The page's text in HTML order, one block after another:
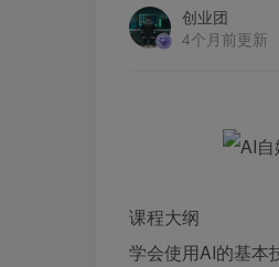
创业团
4个月前更新
课程大纲
学会使用AI的基本